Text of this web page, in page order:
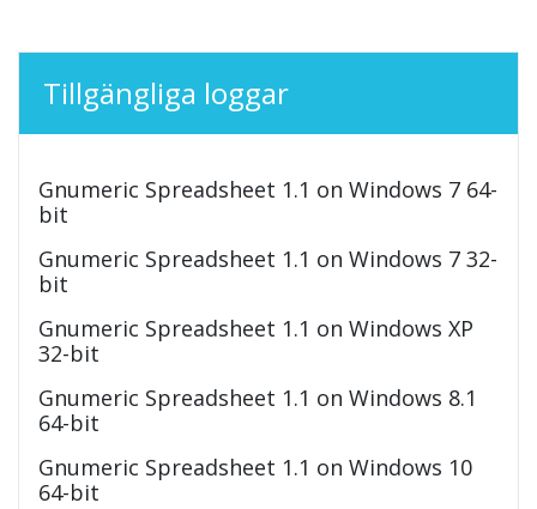
Tillgängliga loggar
Gnumeric Spreadsheet 1.1 on Windows 7 64-
bit
Gnumeric Spreadsheet 1.1 on Windows 7 32-
bit
Gnumeric Spreadsheet 1.1 on Windows XP
32-bit
Gnumeric Spreadsheet 1.1 on Windows 8.1
64-bit
Gnumeric Spreadsheet 1.1 on Windows 10
64-bit